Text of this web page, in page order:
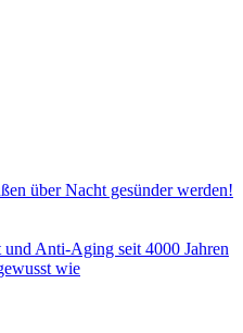
über Nacht gesünder werden!
Anti-Aging seit 4000 Jahren
wie